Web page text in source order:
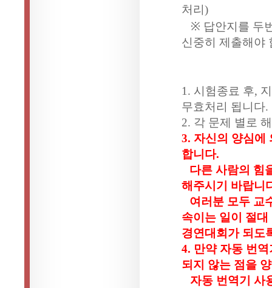
처리 )
※ 답안지를 두
신중히 제출해야
1. 시험종료 후,
무효처리 됩니다.
2. 각 문제 별로
3. 자신의 양심에
합니다.
다른 사람의 힘
해주시기 바랍니
여러분 모두 교
속이는 일이 절
경연대회가 되도
4. 만약 자동 번
되지 않는 점을
자동 번역기 사